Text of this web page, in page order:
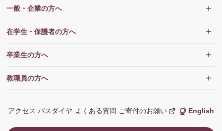
一般・企業の方へ
在学生・保護者の方へ
卒業生の方へ
教職員の方へ
アクセス バスダイヤ よくある質問 ご寄付のお願い
新
し
English